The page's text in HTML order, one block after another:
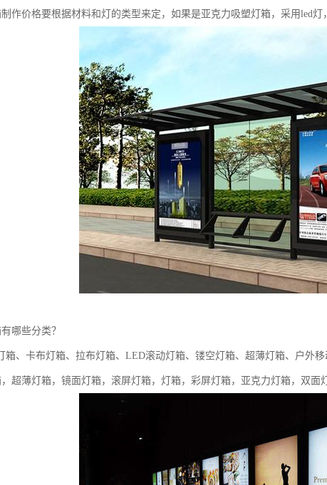
作价格要根据材料和灯的类型来定，如果是亚克力吸塑灯箱，采用led灯
哪些分类？
箱、卡布灯箱、拉布灯箱、LED滚动灯箱、镂空灯箱、超薄灯箱、户外
超薄灯箱，镜面灯箱，滚屏灯箱，灯箱，彩屏灯箱，亚克力灯箱，双面